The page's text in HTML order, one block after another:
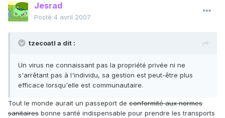
Jesrad
Posté 4 avril 2007
tzecoatl a dit :
Un virus ne connaissant pas la propriété privée ni ne
s'arrêtant pas à l'individu, sa gestion est peut-être plus
efficace lorsqu'elle est communautaire.
Tout le monde aurait un passeport de conformité aux normes
sanitaires bonne santé indispensable pour prendre les transports